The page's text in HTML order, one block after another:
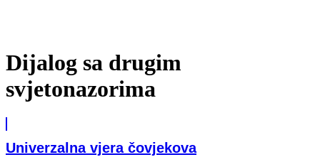
Dijalog sa drugim
svjetonazorima
Univerzalna vjera čovjekova